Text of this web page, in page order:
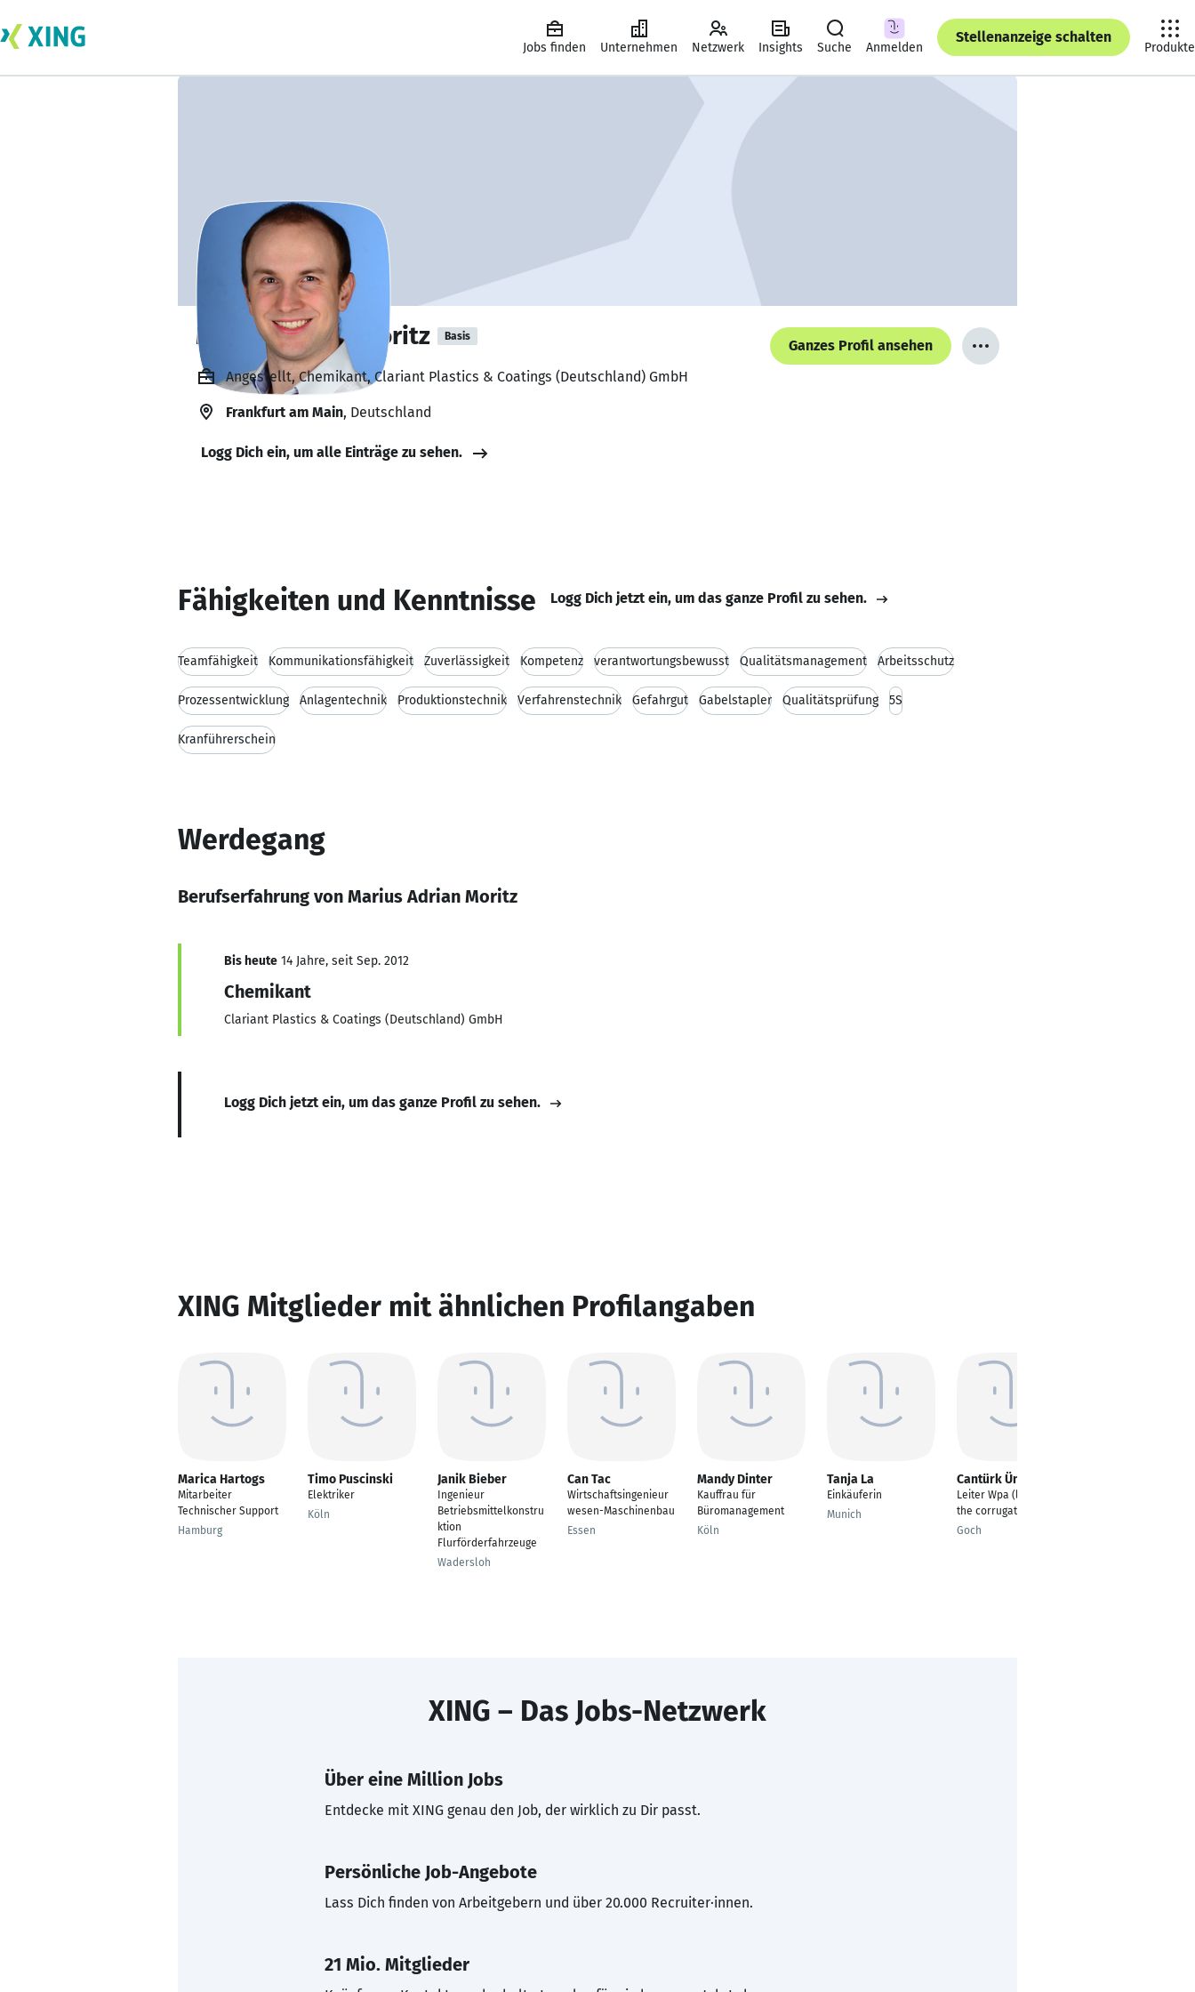
Jobs finden Unternehmen Netzwerk Insights Suche Anmelden
Stellenanzeige schalten
Produkte
Marius Adrian Moritz Basis
Ganzes Profil ansehen
Angestellt, Chemikant, Clariant Plastics & Coatings (Deutschland) GmbH
Frankfurt am Main, Deutschland
Logg Dich ein, um alle Einträge zu sehen.
Fähigkeiten und Kenntnisse Logg Dich jetzt ein, um das ganze Profil zu sehen.
Teamfähigkeit Kommunikationsfähigkeit Zuverlässigkeit Kompetenz verantwortungsbewusst Qualitätsmanagement Arbeitsschutz
Prozessentwicklung Anlagentechnik Produktionstechnik Verfahrenstechnik Gefahrgut Gabelstapler Qualitätsprüfung 5S
Kranführerschein
Werdegang
Berufserfahrung von Marius Adrian Moritz
Bis heute 14 Jahre, seit Sep. 2012
Chemikant
Clariant Plastics & Coatings (Deutschland) GmbH
Logg Dich jetzt ein, um das ganze Profil zu sehen.
XING Mitglieder mit ähnlichen Profilangaben
Marica Hartogs
Mitarbeiter
Technischer Support
Hamburg
Timo Puscinski
Elektriker
Köln
Janik Bieber
Ingenieur
Betriebsmittelkonstru
ktion
Flurförderfahrzeuge
Wadersloh
Can Tac
Wirtschaftsingenieur
wesen-Maschinenbau
Essen
Mandy Dinter
Kauffrau für
Büromanagement
Köln
Tanja La
Einkäuferin
Munich
Cantürk Ünal
Leiter Wpa (leader of
the corrugator)
Goch
XING – Das Jobs-Netzwerk
Über eine Million Jobs
Entdecke mit XING genau den Job, der wirklich zu Dir passt.
Persönliche Job-Angebote
Lass Dich finden von Arbeitgebern und über 20.000 Recruiter·innen.
21 Mio. Mitglieder